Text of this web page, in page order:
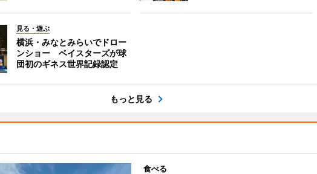
見る・遊ぶ
横浜・みなとみらいでドロー
ンショー ベイスターズが球
団初のギネス世界記録認定
もっと見る
食べる